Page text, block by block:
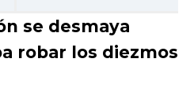
se desmaya
robar los diezmos